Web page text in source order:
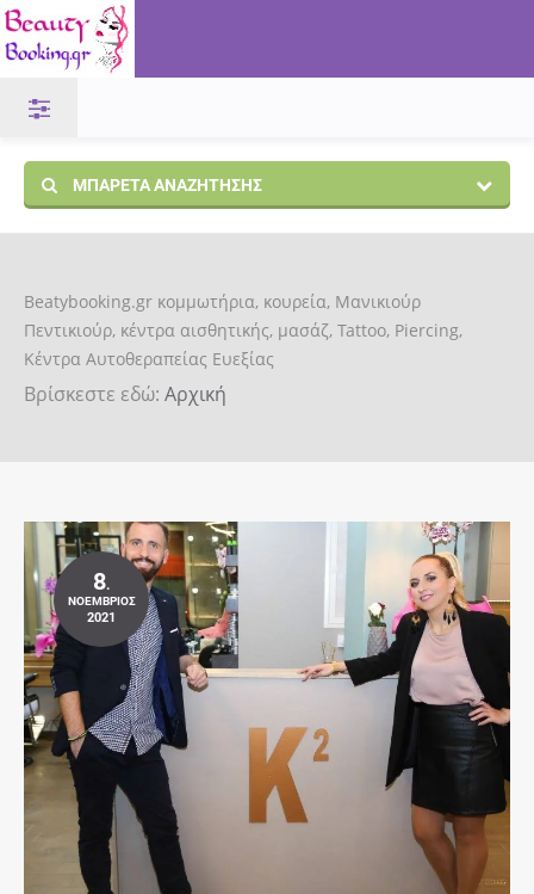
ΜΠΑΡΈΤΑ ΑΝΑΖΉΤΗΣΗΣ
Beatybooking.gr κομμωτήρια, κουρεία, Μανικιούρ
Πεντικιούρ, κέντρα αισθητικής, μασάζ, Tattoo, Piercing,
Κέντρα Αυτοθεραπείας Ευεξίας
Βρίσκεστε εδώ: Αρχική
8.
ΝΟΈΜΒΡΙΟΣ
2021